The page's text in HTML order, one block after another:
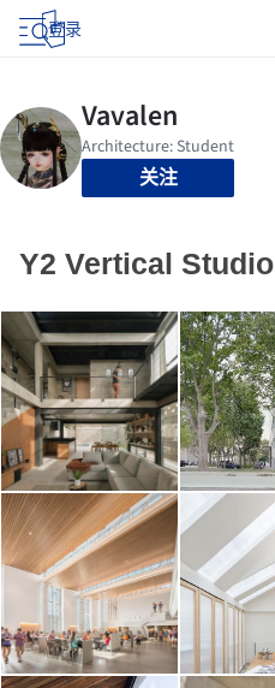
登录
关注
Y2 Vertical Studio